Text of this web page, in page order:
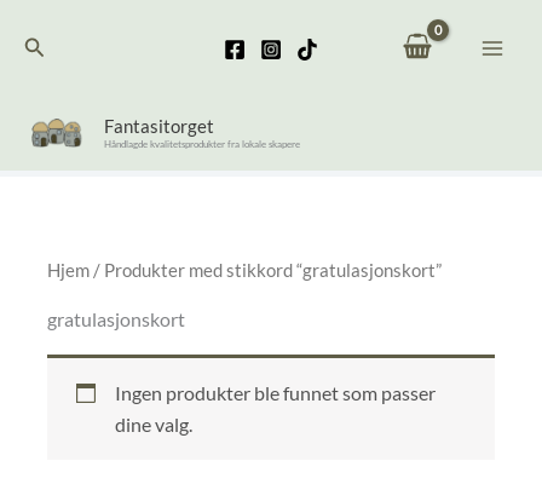
rettSøk
Fantasitorget
Håndlagde kvalitetsprodukter fra lokale skapere
Hjem / Produkter med stikkord “gratulasjonskort”
gratulasjonskort
Ingen produkter ble funnet som passer
dine valg.